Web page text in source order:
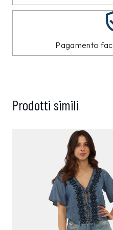
Pagamento
Prodotti simili